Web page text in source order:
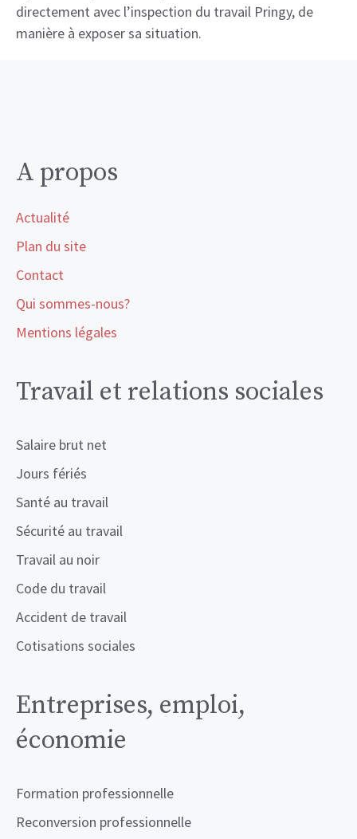
directement avec l’inspection du travail Pringy, de
manière à exposer sa situation.
A propos
Actualité
Plan du site
Contact
Qui sommes-nous?
Mentions légales
Travail et relations sociales
Salaire brut net
Jours fériés
Santé au travail
Sécurité au travail
Travail au noir
Code du travail
Accident de travail
Cotisations sociales
Entreprises, emploi,
économie
Formation professionnelle
Reconversion professionnelle